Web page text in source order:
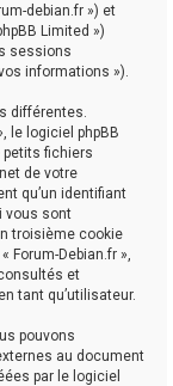
debian.fr ») et
Limited »)
sessions
informations »).
différentes.
le logiciel phpBB
petits fichiers
de votre
qu’un identifiant
vous sont
troisième cookie
Debian.fr »,
et
tant qu’utilisateur.
pouvons
au document
par le logiciel